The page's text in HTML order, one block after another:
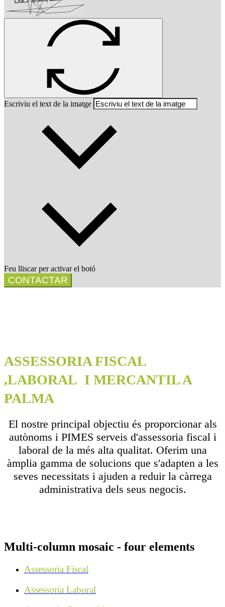
Escriviu el text de la imatge
Feu lliscar per activar el botó
CONTACTAR
ASSESSORIA FISCAL
,LABORAL I MERCANTIL A
PALMA
El nostre principal objectiu és proporcionar als
autònoms i PIMES serveis d'assessoria fiscal i
laboral de la més alta qualitat. Oferim una
àmplia gamma de solucions que s'adapten a les
seves necessitats i ajuden a reduir la càrrega
administrativa dels seus negocis.
Multi-column mosaic - four elements
Assessoria Fiscal
Assessoria Laboral